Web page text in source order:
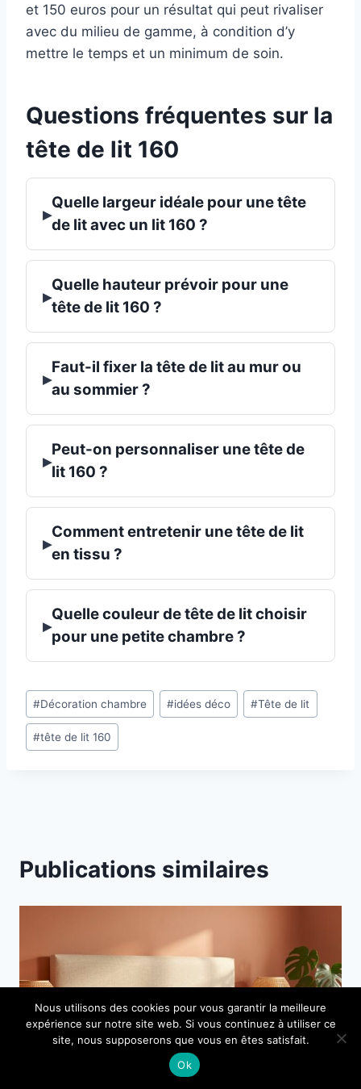
et 150 euros pour un résultat qui peut rivaliser
avec du milieu de gamme, à condition d’y
mettre le temps et un minimum de soin.
Questions fréquentes sur la
tête de lit 160
▸
Quelle largeur idéale pour une tête
de lit avec un lit 160 ?
▸
Quelle hauteur prévoir pour une
tête de lit 160 ?
▸
Faut-il fixer la tête de lit au mur ou
au sommier ?
▸
Peut-on personnaliser une tête de
lit 160 ?
▸
Comment entretenir une tête de lit
en tissu ?
▸
Quelle couleur de tête de lit choisir
pour une petite chambre ?
Étiquettes
de
la
#Décoration chambre #idées déco #Tête de lit
#tête de lit 160
Publications similaires
Nous utilisons des cookies pour vous garantir la meilleure
expérience sur notre site web. Si vous continuez à utiliser ce
site, nous supposerons que vous en êtes satisfait.
Ok